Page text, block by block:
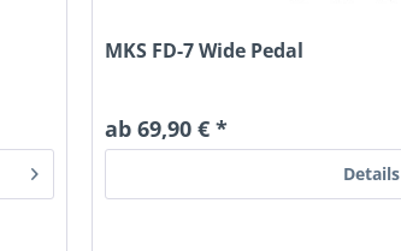
MKS FD-7 Wide Pedal
ab 69,90 € *
Details